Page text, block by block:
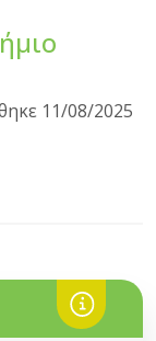
11/08/2025